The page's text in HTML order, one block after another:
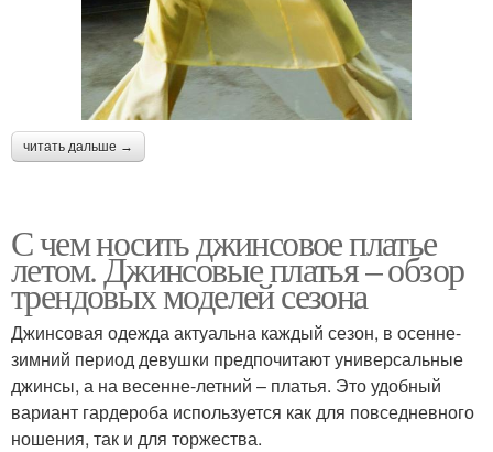
читать дальше →
С чем носить джинсовое платье
летом. Джинсовые платья – обзор
трендовых моделей сезона
Джинсовая одежда актуальна каждый сезон, в осенне-
зимний период девушки предпочитают универсальные
джинсы, а на весенне-летний – платья. Это удобный
вариант гардероба используется как для повседневного
ношения, так и для торжества.